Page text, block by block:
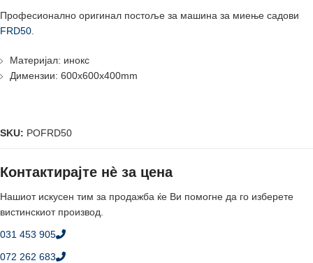
Професионално оригинал постоље за машина за миење садови
FRD50
Материјал: инокс
Димензии: 600x600x400mm
SKU: POFRD50
Контактирајте нè за цена
Нашиот искусен тим за продажба ќе Ви помогне да го изберете
вистинскиот производ.
031 453 905
072 262 683